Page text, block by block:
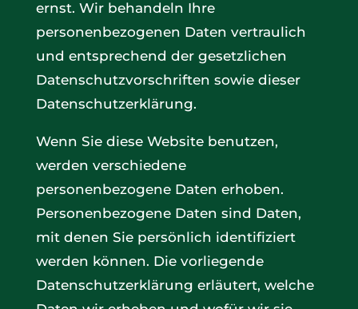
ernst. Wir behandeln Ihre
personenbezogenen Daten vertraulich
und entsprechend der gesetzlichen
Datenschutzvorschriften sowie dieser
Datenschutzerklärung.
Wenn Sie diese Website benutzen,
werden verschiedene
personenbezogene Daten erhoben.
Personenbezogene Daten sind Daten,
mit denen Sie persönlich identifiziert
werden können. Die vorliegende
Datenschutzerklärung erläutert, welche